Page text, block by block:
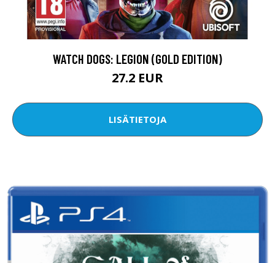
WATCH DOGS: LEGION (GOLD EDITION)
27.2 EUR
LISÄTIETOJA